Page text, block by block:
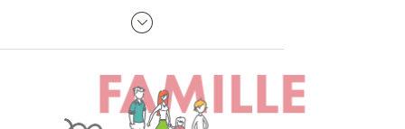
Panneau de gestion des cookies